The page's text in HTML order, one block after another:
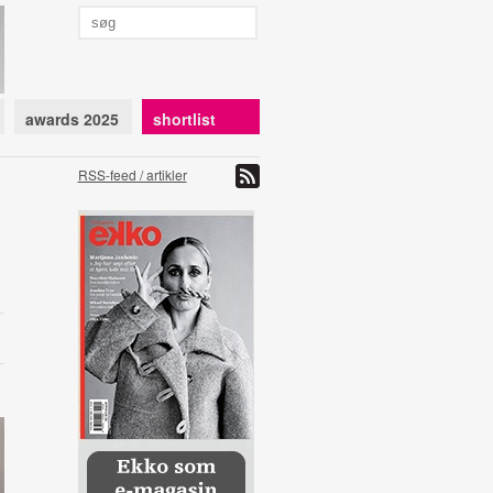
awards 2025 shortlist
RSS-feed / artikler